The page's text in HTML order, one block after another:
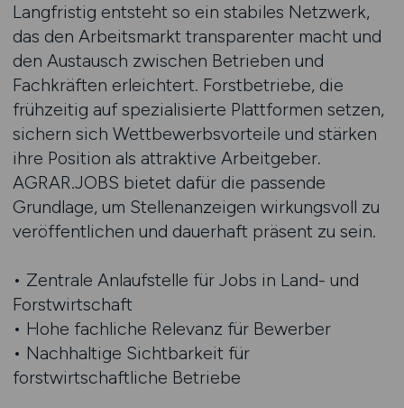
Langfristig entsteht so ein stabiles Netzwerk,
das den Arbeitsmarkt transparenter macht und
den Austausch zwischen Betrieben und
Fachkräften erleichtert. Forstbetriebe, die
frühzeitig auf spezialisierte Plattformen setzen,
sichern sich Wettbewerbsvorteile und stärken
ihre Position als attraktive Arbeitgeber.
AGRAR.JOBS bietet dafür die passende
Grundlage, um Stellenanzeigen wirkungsvoll zu
veröffentlichen und dauerhaft präsent zu sein.
• Zentrale Anlaufstelle für Jobs in Land- und
Forstwirtschaft
• Hohe fachliche Relevanz für Bewerber
• Nachhaltige Sichtbarkeit für
forstwirtschaftliche Betriebe